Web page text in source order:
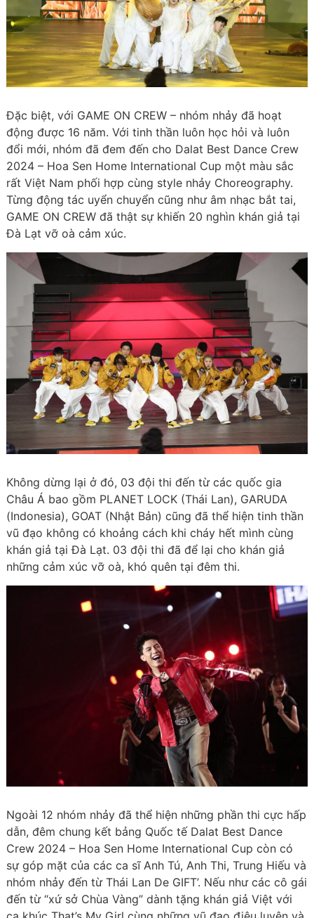
Đặc biệt, với GAME ON CREW – nhóm nhảy đã hoạt
động được 16 năm. Với tinh thần luôn học hỏi và luôn
đổi mới, nhóm đã đem đến cho Dalat Best Dance Crew
2024 – Hoa Sen Home International Cup một màu sắc
rất Việt Nam phối hợp cùng style nhảy Choreography.
Từng động tác uyển chuyển cũng như âm nhạc bắt tai,
GAME ON CREW đã thật sự khiến 20 nghìn khán giả tại
Đà Lạt vỡ oà cảm xúc.
Không dừng lại ở đó, 03 đội thi đến từ các quốc gia
Châu Á bao gồm PLANET LOCK (Thái Lan), GARUDA
(Indonesia), GOAT (Nhật Bản) cũng đã thể hiện tinh thần
vũ đạo không có khoảng cách khi cháy hết mình cùng
khán giả tại Đà Lạt. 03 đội thi đã để lại cho khán giả
những cảm xúc vỡ oà, khó quên tại đêm thi.
Ngoài 12 nhóm nhảy đã thể hiện những phần thi cực hấp
dẫn, đêm chung kết bảng Quốc tế Dalat Best Dance
Crew 2024 – Hoa Sen Home International Cup còn có
sự góp mặt của các ca sĩ Anh Tú, Anh Thi, Trung Hiếu và
nhóm nhảy đến từ Thái Lan De GIFT’. Nếu như các cô gái
đến từ “xứ sở Chùa Vàng” dành tặng khán giả Việt với